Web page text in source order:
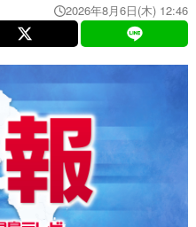
2026年8月6日(木) 12:46